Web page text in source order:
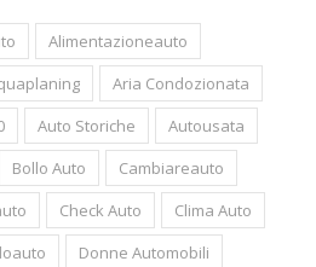
Alimentazioneauto
Aria Condozionata
Auto Storiche
Autousata
Bollo Auto
Cambiareauto
Check Auto
Clima Auto
Donne Automobili